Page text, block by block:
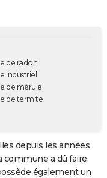
de radon
industriel
de mérule
de termite
depuis les années
commune a dû faire
également un